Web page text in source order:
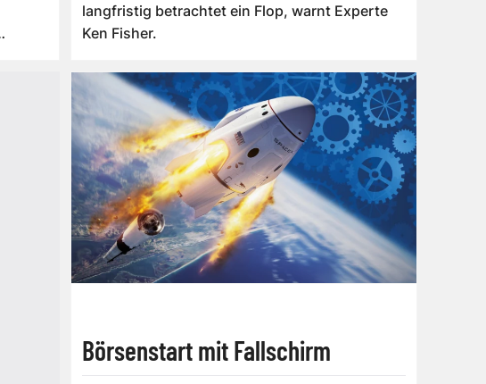
langfristig betrachtet ein Flop, warnt Experte
Ken Fisher.
Börsenstart mit Fallschirm